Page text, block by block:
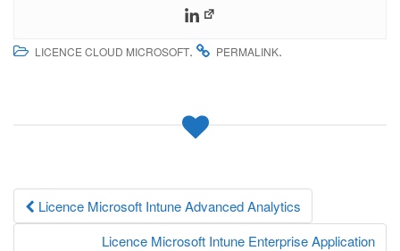
LICENCE CLOUD MICROSOFT. PERMALINK.
Navigation
Licence Microsoft Intune Advanced Analytics
Licence Microsoft Intune Enterprise Application